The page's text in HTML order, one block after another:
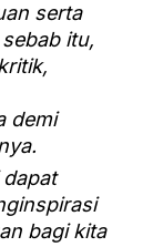
serta
itu,
demi
bagi kita